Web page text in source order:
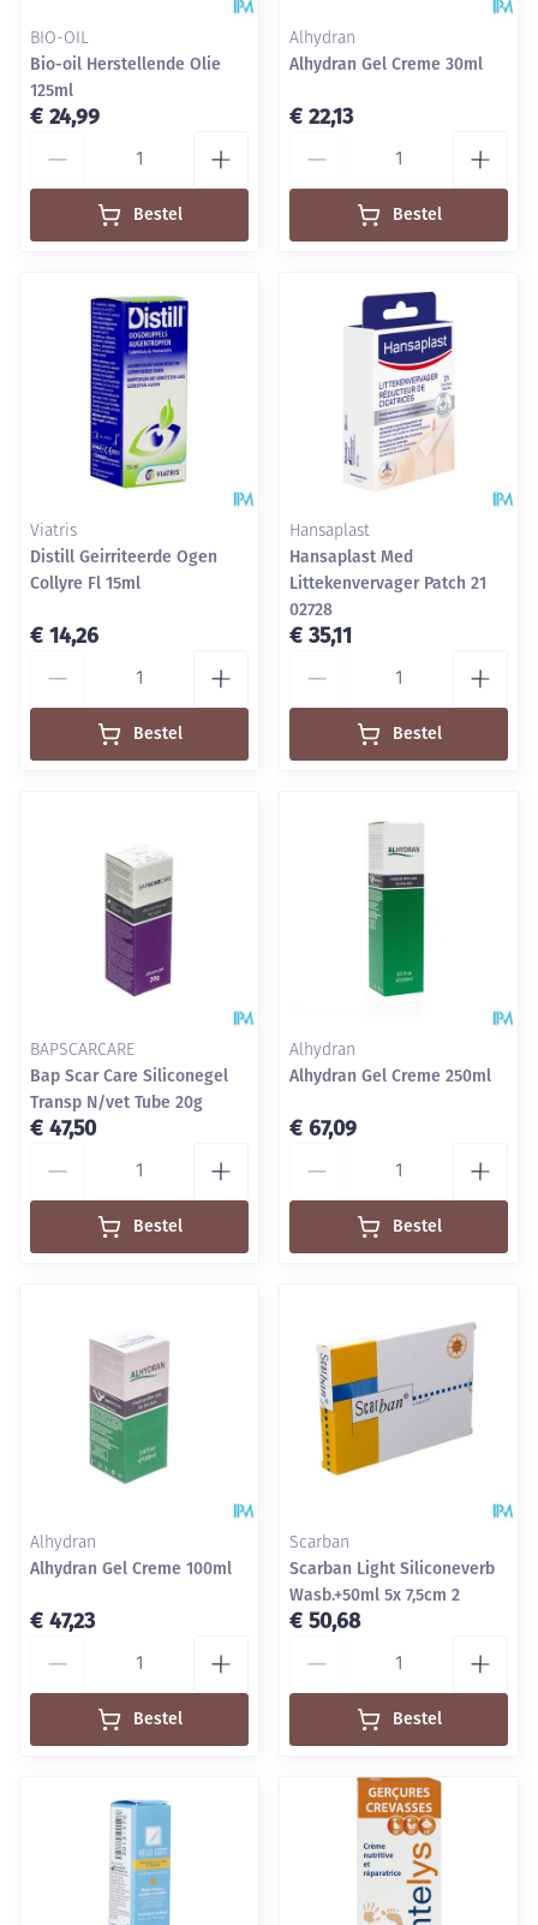
BIO-OIL
Bio-oil Herstellende Olie
125ml
€ 24,99
Bestel
Alhydran
Alhydran Gel Creme 30ml
€ 22,13
Bestel
Viatris
Distill Geirriteerde Ogen
Collyre Fl 15ml
€ 14,26
Bestel
Hansaplast
Hansaplast Med
Littekenvervager Patch 21
02728
€ 35,11
Bestel
BAPSCARCARE
Bap Scar Care Siliconegel
Transp N/vet Tube 20g
€ 47,50
Bestel
Alhydran
Alhydran Gel Creme 250ml
€ 67,09
Bestel
Alhydran
Alhydran Gel Creme 100ml
€ 47,23
Bestel
Scarban
Scarban Light Siliconeverb
Wasb.+50ml 5x 7,5cm 2
€ 50,68
Bestel